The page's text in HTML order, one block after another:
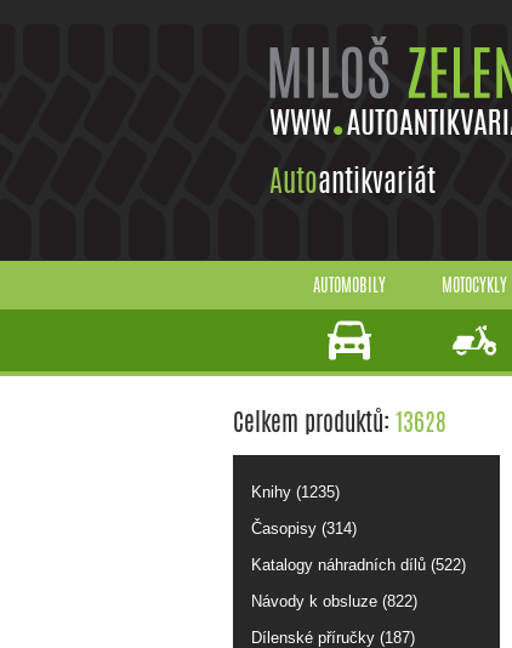
Autoantikvariát
AUTOMOBILY MOTOCYKLY
Celkem produktů: 13628
Knihy (1235)
Časopisy (314)
Katalogy náhradních dílů (522)
Návody k obsluze (822)
Dílenské příručky (187)